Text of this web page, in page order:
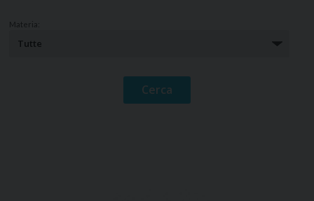
Materia: